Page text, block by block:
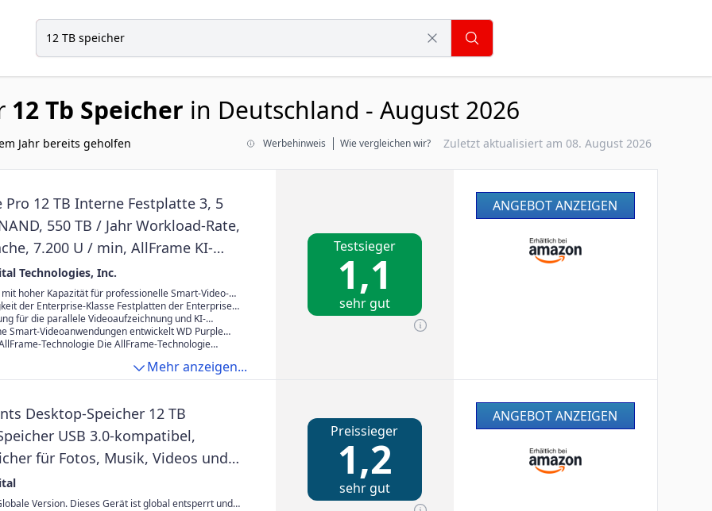
12 Tb Speicher in Deutschland - August 2026
Jahr bereits geholfen Werbehinweis Wie vergleichen wir? Zuletzt aktualisiert am 08. August 2026
Pro 12 TB Interne Festplatte 3, 5
550 TB / Jahr Workload-Rate,
7.200 U / min, AllFrame KI-
Technologies, Inc.
hoher Kapazität für professionelle Smart-Video-
Speicherkapazität der WD Purple Pro (bis zu 24
sie für große Videoüberwachungsumgebungen
Speicherung oder Archivierung von Videodaten.
der Enterprise-Klasse Festplatten der Enterprise-
Zuverlässigkeit. WD Purple Pro bieten eine
für den
End-Videorekordern und Analyseservern
für die parallele Videoaufzeichnung und KI-
Moderne Kameras und KI-fähige
senden mehrere parallele Streams von
Festplatten der WD Purple Pro-Reihe überzeugen
und verlässliche Speicherung aller Streams.
Smart-Videoanwendungen entwickelt WD Purple
hohe Gesamtschreibleistung von bis zu 550 TB/Jahr.
die große Datenmengen verarbeiten
Technologie Die AllFrame-Technologie
und minimiert den Verlust von Einzelbildern.Mehr anzeigen...
Testsieger
1,1
sehr gut
ANGEBOT ANZEIGEN
Desktop-Speicher 12 TB
USB 3.0-kompatibel,
für Fotos, Musik, Videos und
Dateien, stoßfest), Mechanische
SchwarzVersion. Dieses Gerät ist global entsperrt und
Preissieger
1,2
sehr gut
ANGEBOT ANZEIGEN